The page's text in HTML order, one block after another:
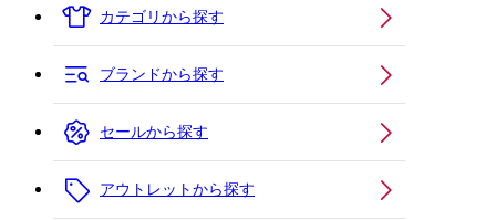
カテゴリから探す
ブランドから探す
セールから探す
アウトレットから探す